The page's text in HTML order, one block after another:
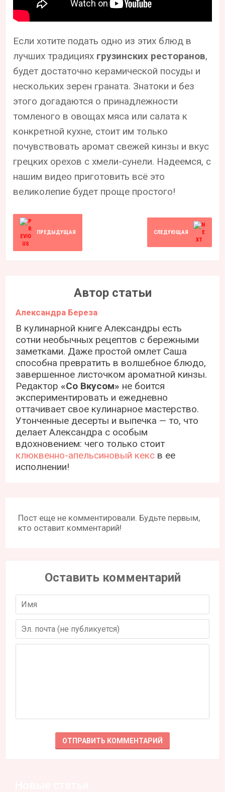
Если хотите подать одно из этих блюд в
лучших традициях грузинских ресторанов,
будет достаточно керамической посуды и
нескольких зерен граната. Знатоки и без
этого догадаются о принадлежности
томленого в овощах мяса или салата к
конкретной кухне, стоит им только
почувствовать аромат свежей кинзы и вкус
грецких орехов с хмели-сунели. Надеемся, с
нашим видео приготовить всё это
великолепие будет проще простого!
ПРЕДЫДУЩАЯ СЛЕДУЮЩАЯ
Автор статьи
Александра Береза
В кулинарной книге Александры есть
сотни необычных рецептов с бережными
заметками. Даже простой омлет Саша
способна превратить в волшебное блюдо,
завершенное листочком ароматной кинзы.
Редактор«Со Вкусом» не боится
экспериментировать и ежедневно
оттачивает свое кулинарное мастерство.
Утонченные десерты и выпечка — то, что
делает Александра с особым
вдохновением: чего только стоит
клюквенно-апельсиновый кекс в ее
исполнении!
Пост еще не комментировали. Будьте первым,
кто оставит комментарий!
Оставить комментарий